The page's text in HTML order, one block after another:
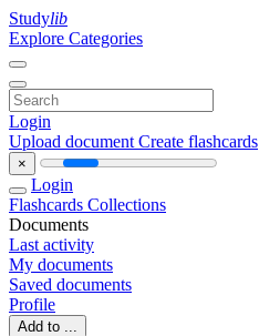
Studylib
Explore Categories
Login
Upload document Create flashcards
×
Login
Flashcards Collections
Documents
Last activity
My documents
Saved documents
Profile
Add to ...